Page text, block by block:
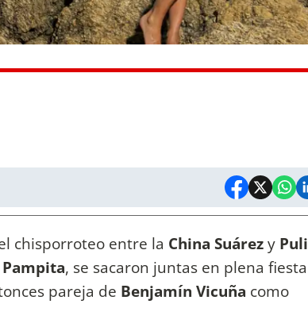
chisporroteo entre la China Suárezy Puli
Pampita, se sacaron juntas en plena fiesta
pareja de Benjamín Vicuña como